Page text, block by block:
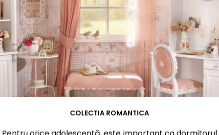
COLECTIA ROMANTICA